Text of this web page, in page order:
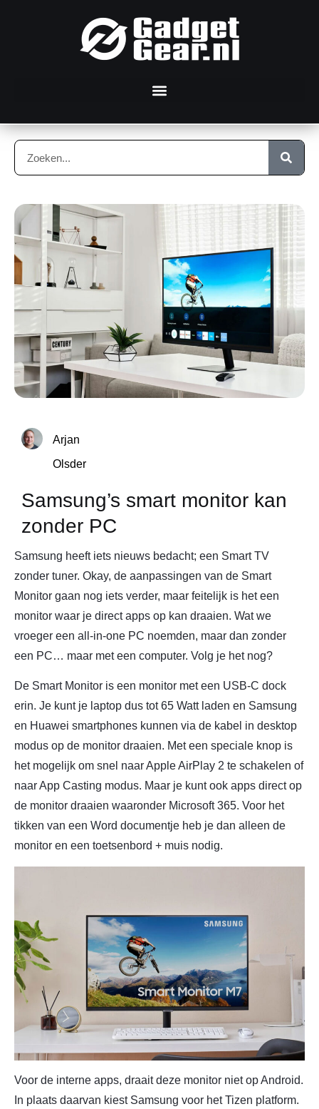
Arjan
Olsder
Samsung’s smart monitor kan
zonder PC
Samsung heeft iets nieuws bedacht; een Smart TV
zonder tuner. Okay, de aanpassingen van de Smart
Monitor gaan nog iets verder, maar feitelijk is het een
monitor waar je direct apps op kan draaien. Wat we
vroeger een all-in-one PC noemden, maar dan zonder
een PC… maar met een computer. Volg je het nog?
De Smart Monitor is een monitor met een USB-C dock
erin. Je kunt je laptop dus tot 65 Watt laden en Samsung
en Huawei smartphones kunnen via de kabel in desktop
modus op de monitor draaien. Met een speciale knop is
het mogelijk om snel naar Apple AirPlay 2 te schakelen of
naar App Casting modus. Maar je kunt ook apps direct op
de monitor draaien waaronder Microsoft 365. Voor het
tikken van een Word documentje heb je dan alleen de
monitor en een toetsenbord + muis nodig.
Voor de interne apps, draait deze monitor niet op Android.
In plaats daarvan kiest Samsung voor het Tizen platform.